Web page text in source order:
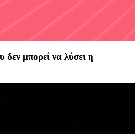
δεν μπορεί να λύσει η